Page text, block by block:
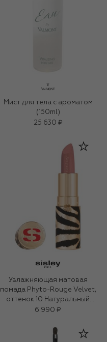
Мист для тела с ароматом
(150ml)
25 630 ₽
Увлажняющая матовая
помада Phyto-Rouge Velvet,
оттенок 10 Натуральный
бежевый (3g)
6 990 ₽